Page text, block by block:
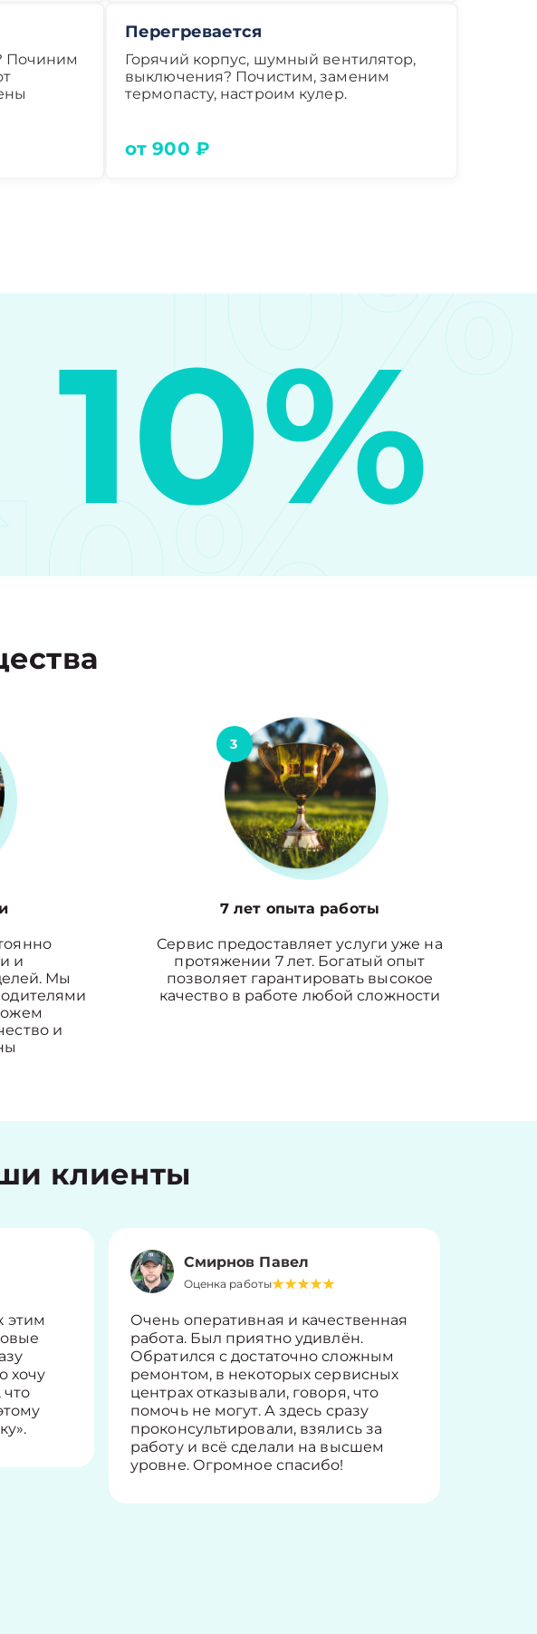
Починим
Перегревается
Горячий корпус, шумный вентилятор,
выключения? Почистим, заменим
термопасту, настроим кулер.
от 900 ₽
10%
10%
и
Мы
и
3
7 лет опыта работы
Сервис предоставляет услуги уже на
протяжении 7 лет. Богатый опыт
позволяет гарантировать высокое
качество в работе любой сложности
клиенты
этим
хочу
Смирнов Павел
Оценка работы
Очень оперативная и качественная
работа. Был приятно удивлён.
Обратился с достаточно сложным
ремонтом, в некоторых сервисных
центрах отказывали, говоря, что
помочь не могут. А здесь сразу
проконсультировали, взялись за
работу и всё сделали на высшем
уровне. Огромное спасибо!